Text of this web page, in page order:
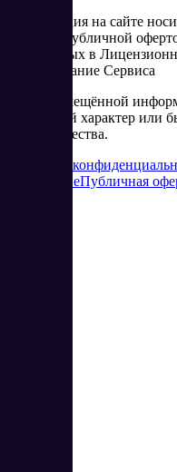
Информация на сайте
является публичной
изложенных в
использование Сервиса
Часть размещённой
рекламный характер или
сотрудничества.
Политика
соглашениеПубличная